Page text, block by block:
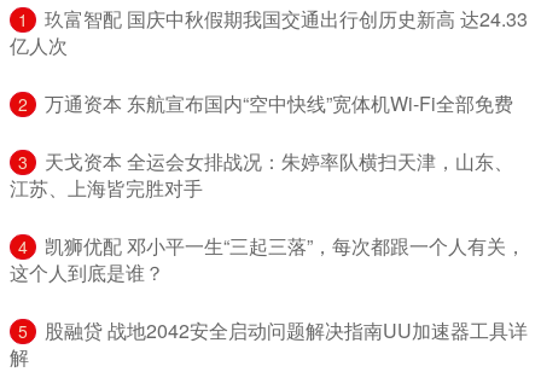
1
​玖富智配 国庆中秋假期我国交通出行创历史新高 达24.33
亿人次
2 ​万通资本 东航宣布国内“空中快线”宽体机Wi-Fi全部免费
3
​天戈资本 全运会女排战况：朱婷率队横扫天津，山东、
江苏、上海皆完胜对手
4
​凯狮优配 邓小平一生“三起三落”，每次都跟一个人有关，
这个人到底是谁？
5
​股融贷 战地2042安全启动问题解决指南UU加速器工具详
解